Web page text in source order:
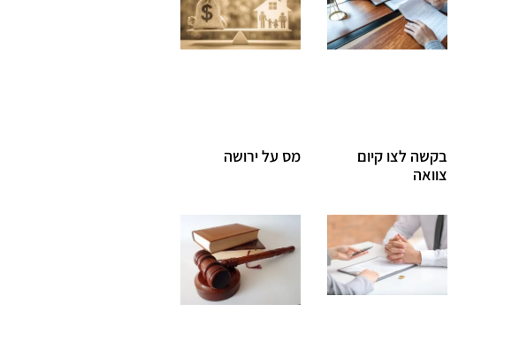
בקשה לצו קיום
צוואה
מס על ירושה